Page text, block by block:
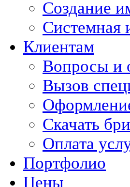
Создание
Системная
Клиентам
Вопросы и
Вызов
Скачать
Оплата
Портфолио
Цены